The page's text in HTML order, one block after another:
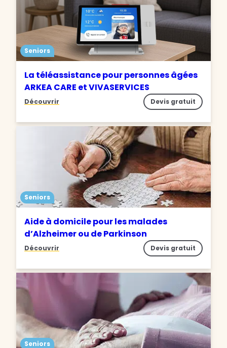
Seniors
La téléassistance pour personnes âgées
ARKEA CARE et VIVASERVICES
Découvrir Devis gratuit
Seniors
Aide à domicile pour les malades
d’Alzheimer ou de Parkinson
Découvrir Devis gratuit
Seniors